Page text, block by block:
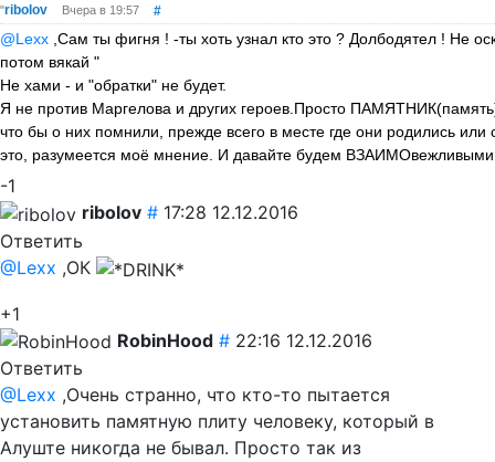
"ribolov Вчера в 19:57 #
@Lexx ,Сам ты фигня ! -ты хоть узнал кто это ? Долбодятел ! Не
потом вякай "
Не хами - и "обратки" не будет.
Я не против Маргелова и других героев.Просто
что бы о них помнили, прежде всего в месте где они родились
это, разумеется моё мнение. И давайте будем
-1
ribolov # 17:28 12.12.2016
Ответить
@Lexx ,ОК
+1
RobinHood # 22:16 12.12.2016
Ответить
@Lexx ,Очень странно, что кто-то пытается
установить памятную плиту человеку, который в
Алуште никогда не бывал. Просто так из